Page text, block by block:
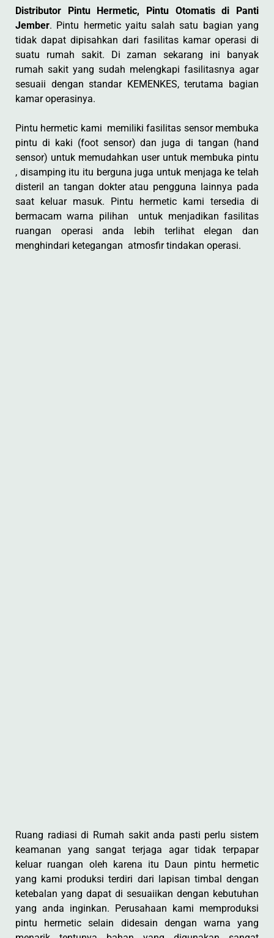
Distributor Pintu Hermetic, Pintu Otomatis di Panti
Jember. Pintu hermetic yaitu salah satu bagian yang
tidak dapat dipisahkan dari fasilitas kamar operasi di
suatu rumah sakit. Di zaman sekarang ini banyak
rumah sakit yang sudah melengkapi fasilitasnya agar
sesuaii dengan standar KEMENKES, terutama bagian
kamar operasinya.
Pintu hermetic kami memiliki fasilitas sensor membuka
pintu di kaki (foot sensor) dan juga di tangan (hand
sensor) untuk memudahkan user untuk membuka pintu
, disamping itu itu berguna juga untuk menjaga ke telah
disteril an tangan dokter atau pengguna lainnya pada
saat keluar masuk. Pintu hermetic kami tersedia di
bermacam warna pilihan untuk menjadikan fasilitas
ruangan operasi anda lebih terlihat elegan dan
menghindari ketegangan atmosfir tindakan operasi.
Ruang radiasi di Rumah sakit anda pasti perlu sistem
keamanan yang sangat terjaga agar tidak terpapar
keluar ruangan oleh karena itu Daun pintu hermetic
yang kami produksi terdiri dari lapisan timbal dengan
ketebalan yang dapat di sesuaiikan dengan kebutuhan
yang anda inginkan. Perusahaan kami memproduksi
pintu hermetic selain didesain dengan warna yang